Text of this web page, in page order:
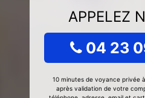
APPELEZ
04 23
10 minutes de voyance privée
après validation de votre